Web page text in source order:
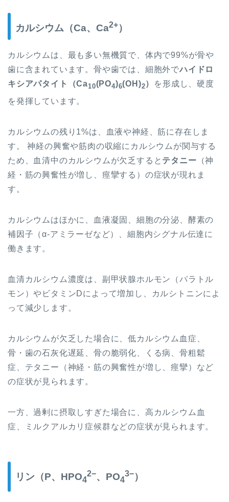
カルシウム（Ca、Ca2+）
カルシウムは、最も多い無機質で、体内で99%が骨や
歯に含まれています。骨や歯では、細胞外でハイドロ
キシアパタイト（Ca10(PO4)6(OH)2）
を形成し、硬度
を発揮しています。
カルシウムの残り1%は、血液や神経、筋に存在しま
す。神経の興奮や筋肉の収縮にカルシウムが関与する
ため、血清中のカルシウムが欠乏すると テタニー （神
経・筋の興奮性が増し、痙攣する）の症状が現れま
す。
カルシウムはほかに、血液凝固、細胞の分泌、酵素の
補因子（α-アミラーゼなど）、細胞内シグナル伝達に
働きます。
血清カルシウム濃度は、副甲状腺ホルモン（パラトル
モン）やビタミンDによって増加し、カルシトニンによ
って減少します。
カルシウムが欠乏した場合に、低カルシウム血症、
骨・歯の石灰化遅延、骨の脆弱化、くる病、骨粗鬆
症、テタニー（神経・筋の興奮性が増し、痙攣）など
の症状が見られます。
一方、過剰に摂取しすぎた場合に、高カルシウム血
症、ミルクアルカリ症候群などの症状が見られます。
リン（P、HPO4
2−、PO4
3−）